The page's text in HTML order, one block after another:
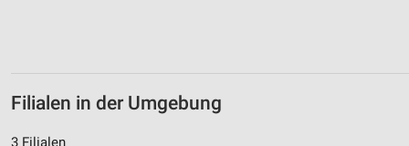
Filialen in der Umgebung
3 Filialen